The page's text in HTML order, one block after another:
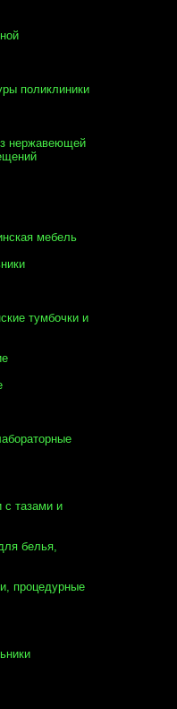
поликлиники
нержавеющей
мебель
тумбочки и
с тазами и
белья,
процедурные